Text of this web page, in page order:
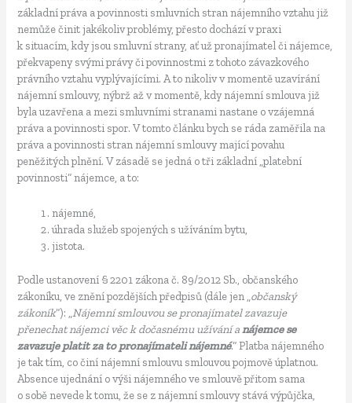
základní práva a povinnosti smluvních stran nájemního vztahu již
nemůže činit jakékoliv problémy, přesto dochází v praxi
k situacím, kdy jsou smluvní strany, ať už pronajímatel či nájemce,
překvapeny svými právy či povinnostmi z tohoto závazkového
právního vztahu vyplývajícími. A to nikoliv v momentě uzavírání
nájemní smlouvy, nýbrž až v momentě, kdy nájemní smlouva již
byla uzavřena a mezi smluvními stranami nastane o vzájemná
práva a povinnosti spor. V tomto článku bych se ráda zaměřila na
práva a povinnosti stran nájemní smlouvy mající povahu
peněžitých plnění. V zásadě se jedná o tři základní „platební
povinnosti“ nájemce, a to:
nájemné,
úhrada služeb spojených s užíváním bytu,
jistota.
Podle ustanovení § 2201 zákona č. 89/2012 Sb., občanského
zákoníku, ve znění pozdějších předpisů (dále jen „ občanský
zákoník“): „ Nájemní smlouvou se pronajímatel zavazuje
přenechat nájemci věc k dočasnému užívání a nájemce se
zavazuje platit za to pronajímateli nájemné.“ Platba nájemného
je tak tím, co činí nájemní smlouvu smlouvou pojmově úplatnou.
Absence ujednání o výši nájemného ve smlouvě přitom sama
o sobě nevede k tomu, že se z nájemní smlouvy stává výpůjčka,